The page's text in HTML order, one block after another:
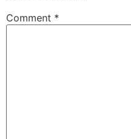
Comment *